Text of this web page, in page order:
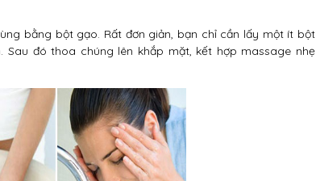
bằng bột gạo. Rất đơn giản, bạn chỉ cần lấy một ít bột
đó thoa chúng lên khắp mặt, kết hợp massage nhẹ